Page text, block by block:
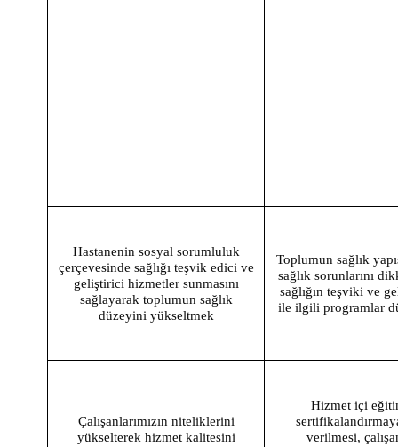
Hastanenin sosyal sorumluluk
çerçevesinde sağlığı teşvik edici ve
geliştirici hizmetler sunmasını
sağlayarak toplumun sağlık
düzeyini yükseltmek
Toplumun sağlık
sağlık sorunlarını
sağlığın teşviki ve
ile ilgili programlar
Çalışanlarımızın niteliklerini
yükselterek hizmet kalitesini
Hizmet içi
verilmesi,